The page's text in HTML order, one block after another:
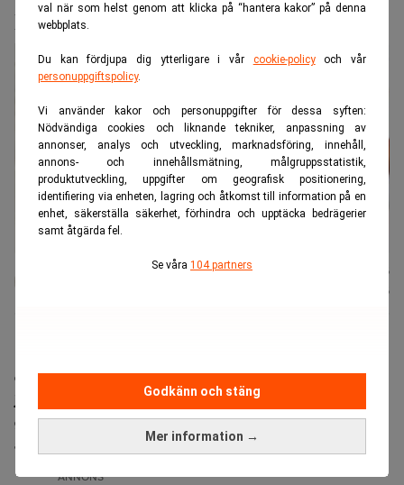
val när som helst genom att klicka på “hantera kakor” på denna
webbplats.
Du kan fördjupa dig ytterligare i vår cookie-policyoch vår
personuppgiftspolicy.
Vi använder kakor och personuppgifter för dessa syften:
Nödvändiga cookies och liknande tekniker, anpassning av
annonser, analys och utveckling, marknadsföring, innehåll,
annons- och innehållsmätning, målgruppsstatistik,
produktutveckling, uppgifter om geografisk positionering,
identifiering via enheten, lagring och åtkomst till information på en
enhet, säkerställa säkerhet, förhindra och upptäcka bedrägerier
samt åtgärda fel.
Se våra 104 partners
Mer information →
Godkänn och stäng
Råvaruhaveriet börjar inte i gruvan
Publicerad:
07 aug. 2026
07 aug. 2026
det ska bli brist på koppar, grafit och sällsynta
jordartsmetaller. Men den stora flaskhalsen för
gruvindustrin uppstår efter att malmen brutits, menar
analysföretaget GEM Mining Consulting.
ANNONS